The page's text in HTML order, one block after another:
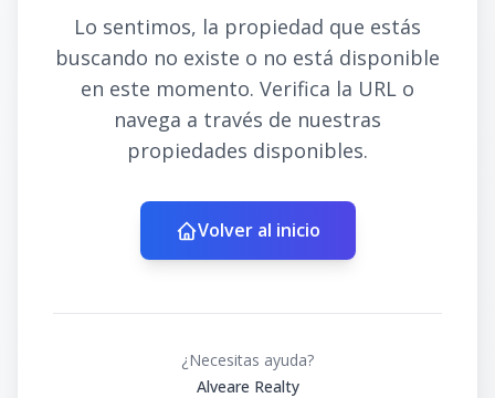
Lo sentimos, la propiedad que estás
buscando no existe o no está disponible
en este momento. Verifica la URL o
navega a través de nuestras
propiedades disponibles.
Volver al inicio
¿Necesitas ayuda?
Alveare Realty